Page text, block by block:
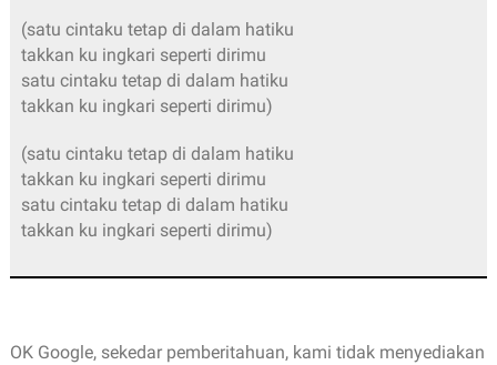
(satu cintaku tetap di dalam hatiku
takkan ku ingkari seperti dirimu
satu cintaku tetap di dalam hatiku
takkan ku ingkari seperti dirimu)
(satu cintaku tetap di dalam hatiku
takkan ku ingkari seperti dirimu
satu cintaku tetap di dalam hatiku
takkan ku ingkari seperti dirimu)
OK Google, sekedar pemberitahuan, kami tidak menyediakan